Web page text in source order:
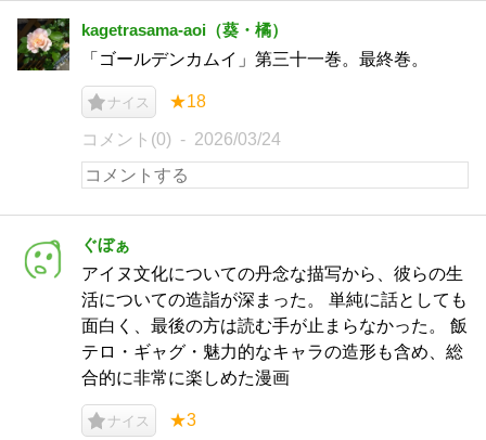
kagetrasama-aoi（葵・橘）
「ゴールデンカムイ」第三十一巻。最終巻。
ナイス ★18
コメント(0) 2026/03/24
ぐぼぁ
アイヌ文化についての丹念な描写から、彼らの生
活についての造詣が深まった。 単純に話としても
面白く、最後の方は読む手が止まらなかった。 飯
テロ・ギャグ・魅力的なキャラの造形も含め、総
合的に非常に楽しめた漫画
ナイス ★3